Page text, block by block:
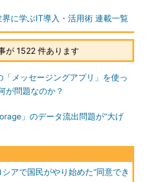
に学ぶIT導入・活用術 連載一覧
が 1522 件あります
メッセージングアプリ」を使っ
問題なのか？
」のデータ流出問題が“大げ
アで国民がやり始めた“同意でき